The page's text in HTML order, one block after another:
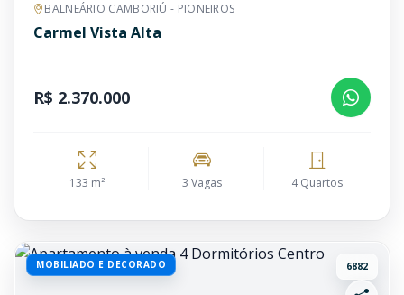
BALNEÁRIO CAMBORIÚ - PIONEIROS
Carmel Vista Alta
R$ 2.370.000
133 m² 3 Vagas 4 Quartos
MOBILIADO E DECORADO 6882